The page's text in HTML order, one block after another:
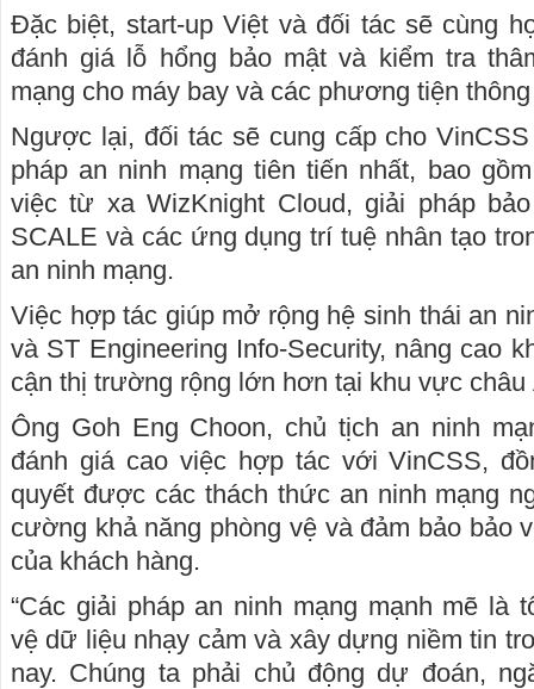
Đặc biệt, start-up Việt và đối tác sẽ cùng
đánh giá lỗ hổng bảo mật và kiểm tra
mạng cho máy bay và các phương tiện
Ngược lại, đối tác sẽ cung cấp cho
pháp an ninh mạng tiên tiến nhất, bao
việc từ xa WizKnight Cloud, giải pháp
SCALE và các ứng dụng trí tuệ nhân tạo
an ninh mạng.
Việc hợp tác giúp mở rộng hệ sinh thái an
và ST Engineering Info-Security, nâng cao
cận thị trường rộng lớn hơn tại khu vực
Ông Goh Eng Choon, chủ tịch an ninh
đánh giá cao việc hợp tác với VinCSS,
quyết được các thách thức an ninh mạng
cường khả năng phòng vệ và đảm bảo bảo
của khách hàng.
“Các giải pháp an ninh mạng mạnh mẽ là
vệ dữ liệu nhạy cảm và xây dựng niềm tin
nay. Chúng ta phải chủ động dự đoán,